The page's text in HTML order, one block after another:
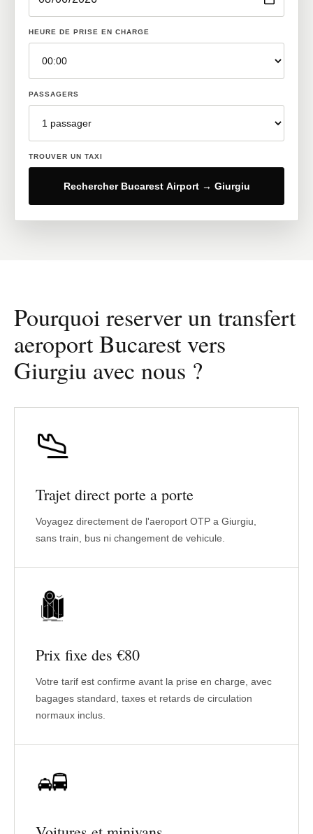
HEURE DE PRISE EN CHARGE
PASSAGERS
TROUVER UN TAXI
Rechercher Bucarest Airport → Giurgiu
Pourquoi reserver un transfert
aeroport Bucarest vers
Giurgiu avec nous ?
Trajet direct porte a porte
Voyagez directement de l'aeroport OTP a Giurgiu,
sans train, bus ni changement de vehicule.
Prix fixe des €80
Votre tarif est confirme avant la prise en charge, avec
bagages standard, taxes et retards de circulation
normaux inclus.